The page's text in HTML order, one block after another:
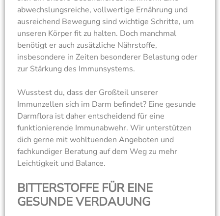
abwechslungsreiche, vollwertige Ernährung und
ausreichend Bewegung sind wichtige Schritte, um
unseren Körper fit zu halten. Doch manchmal
benötigt er auch zusätzliche Nährstoffe,
insbesondere in Zeiten besonderer Belastung oder
zur Stärkung des Immunsystems.
Wusstest du, dass der Großteil unserer
Immunzellen sich im Darm befindet? Eine gesunde
Darmflora ist daher entscheidend für eine
funktionierende Immunabwehr. Wir unterstützen
dich gerne mit wohltuenden Angeboten und
fachkundiger Beratung auf dem Weg zu mehr
Leichtigkeit und Balance.
BITTERSTOFFE FÜR EINE
GESUNDE VERDAUUNG